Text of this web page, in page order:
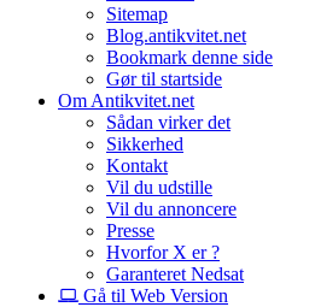
Sitemap
Blog.antikvitet.net
Bookmark denne side
Gør til startside
Om Antikvitet.net
Sådan virker det
Sikkerhed
Kontakt
Vil du udstille
Vil du annoncere
Presse
Hvorfor X er ?
Garanteret Nedsat
Gå til Web Version